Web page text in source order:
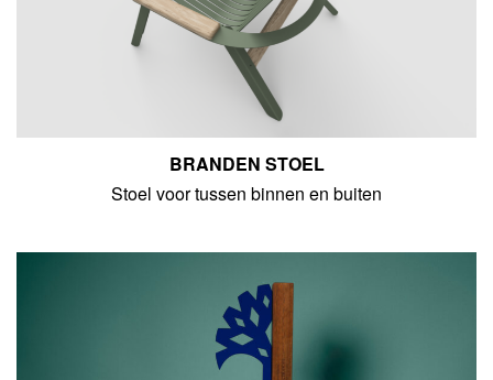
BRANDEN STOEL
Stoel voor tussen binnen en buiten